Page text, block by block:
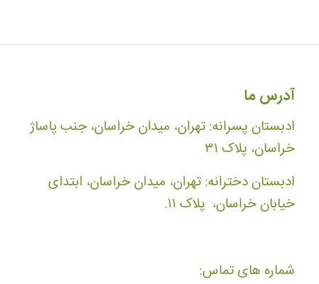
آدرس ما
ادبستان پسرانه: تهران، میدان خراسان، جنب پاساژ
خراسان، پلاک ۳۱
ادبستان دخترانه: تهران، میدان خراسان، ابتدای
خیابان خراسان، پلاک ۱۱.
شماره های تماس: